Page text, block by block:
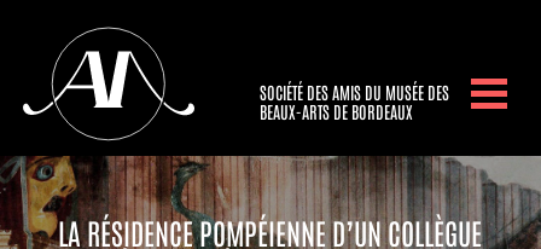
SOCIÉTÉ DES AMIS DU MUSÉE DES
BEAUX-ARTS DE BORDEAUX
LA RÉSIDENCE POMPÉIENNE D’UN COLLÈGUE